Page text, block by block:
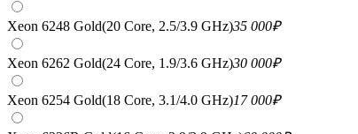
Xeon 6248 Gold(20 Core, 2.5/3.9 GHz)35 000₽
Xeon 6262 Gold(24 Core, 1.9/3.6 GHz)30 000₽
Xeon 6254 Gold(18 Core, 3.1/4.0 GHz)17 000₽